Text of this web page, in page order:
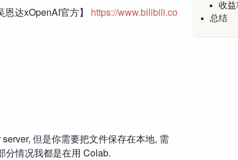
收益
总结
达xOpenAI官方】 https://www.bilibili.co
但是你需要把文件保存在本地, 需
分情况我都是在用 Colab.